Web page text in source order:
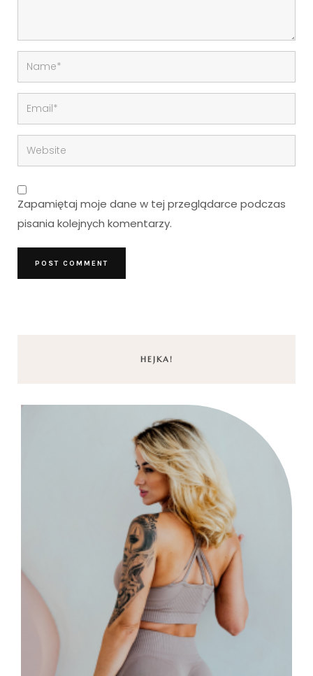
Zapamiętaj moje dane w tej przeglądarce podczas
pisania kolejnych komentarzy.
HEJKA!